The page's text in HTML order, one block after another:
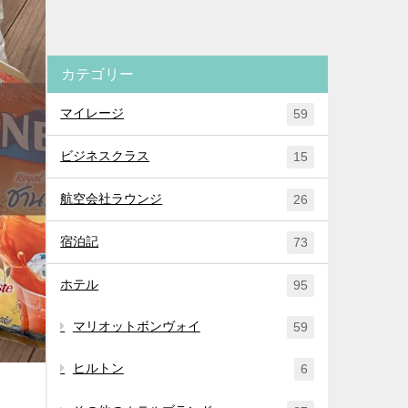
カテゴリー
マイレージ 59
ビジネスクラス 15
航空会社ラウンジ 26
宿泊記 73
ホテル 95
マリオットボンヴォイ 59
ヒルトン 6